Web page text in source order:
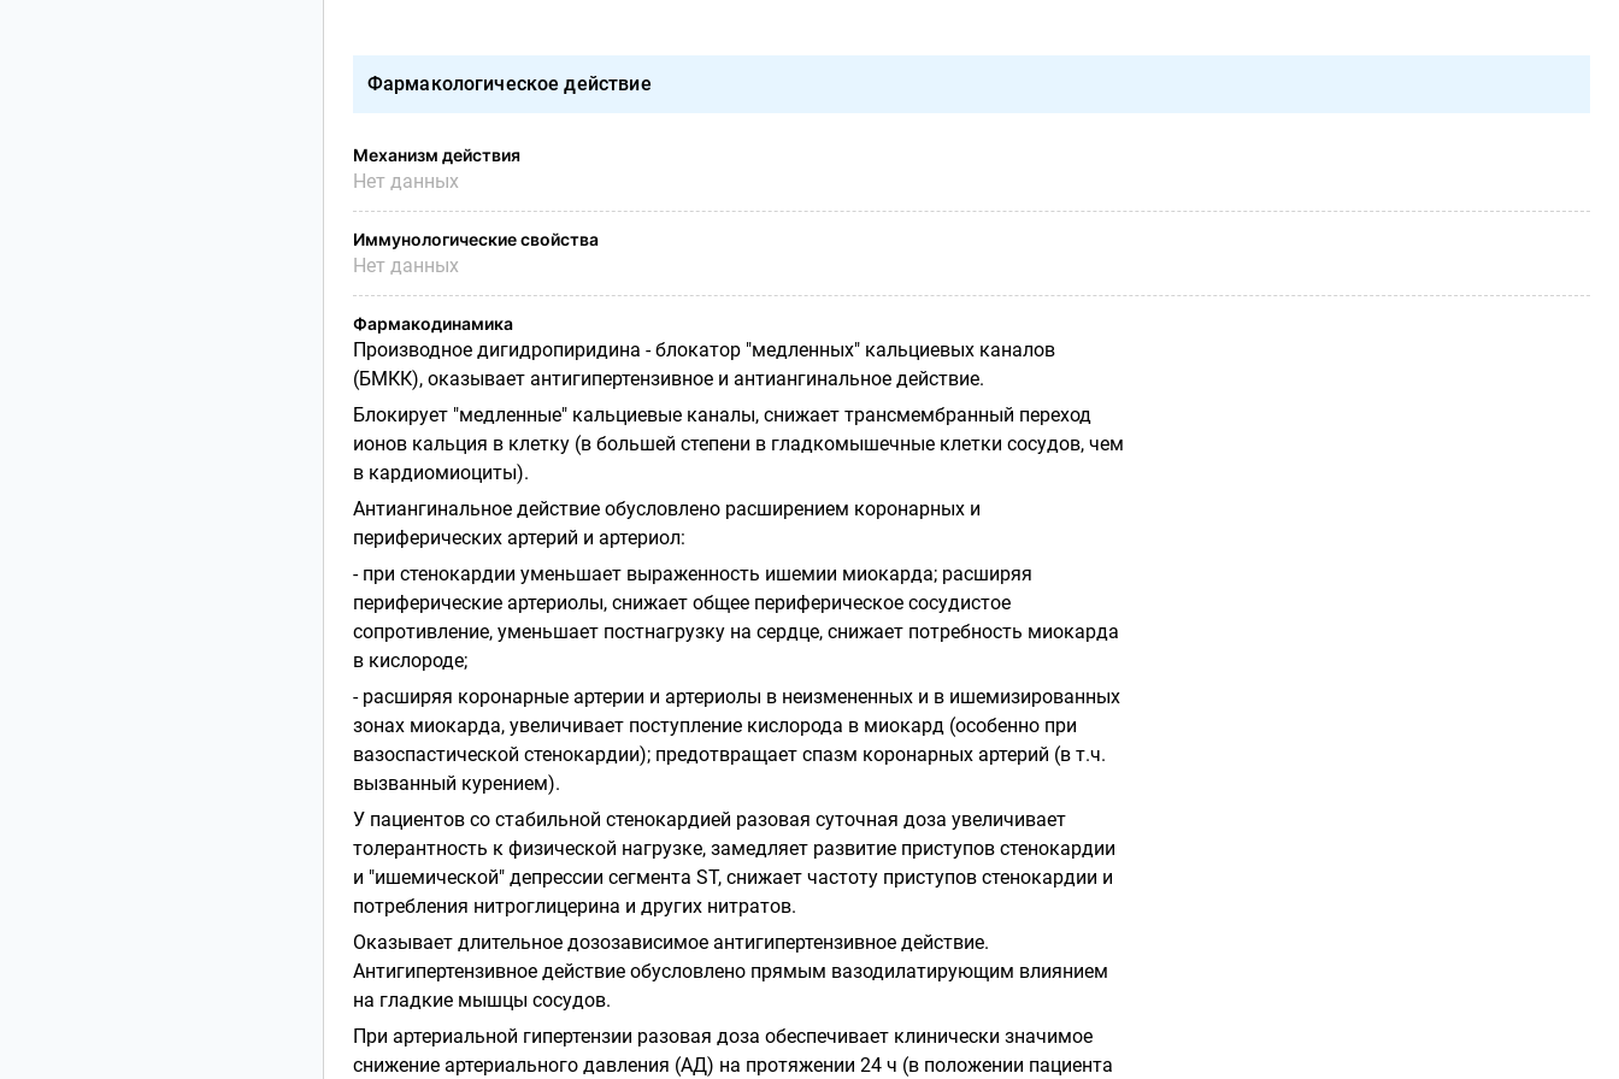
Фармакологическое действие
Механизм действия
Нет данных
Иммунологические свойства
Нет данных
Фармакодинамика
Производное дигидропиридина - блокатор "медленных" кальциевых каналов
(БМКК), оказывает антигипертензивное и антиангинальное действие.
Блокирует "медленные" кальциевые каналы, снижает трансмембранный переход
ионов кальция в клетку (в большей степени в гладкомышечные клетки сосудов, чем
в кардиомиоциты).
Антиангинальное действие обусловлено расширением коронарных и
периферических артерий и артериол:
- при стенокардии уменьшает выраженность ишемии миокарда; расширяя
периферические артериолы, снижает общее периферическое сосудистое
сопротивление, уменьшает постнагрузку на сердце, снижает потребность миокарда
в кислороде;
- расширяя коронарные артерии и артериолы в неизмененных и в ишемизированных
зонах миокарда, увеличивает поступление кислорода в миокард (особенно при
вазоспастической стенокардии); предотвращает спазм коронарных артерий (в т.ч.
вызванный курением).
У пациентов со стабильной стенокардией разовая суточная доза увеличивает
толерантность к физической нагрузке, замедляет развитие приступов стенокардии
и "ишемической" депрессии сегмента ST, снижает частоту приступов стенокардии и
потребления нитроглицерина и других нитратов.
Оказывает длительное дозозависимое антигипертензивное действие.
Антигипертензивное действие обусловлено прямым вазодилатирующим влиянием
на гладкие мышцы сосудов.
При артериальной гипертензии разовая доза обеспечивает клинически значимое
снижение артериального давления (АД) на протяжении 24 ч (в положении пациента